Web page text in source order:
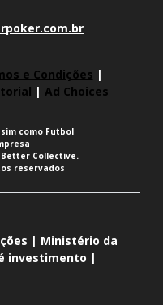
e Condições |
| Ad Choices
como Futbol
Collective.
reservados
| Ministério da
investimento |